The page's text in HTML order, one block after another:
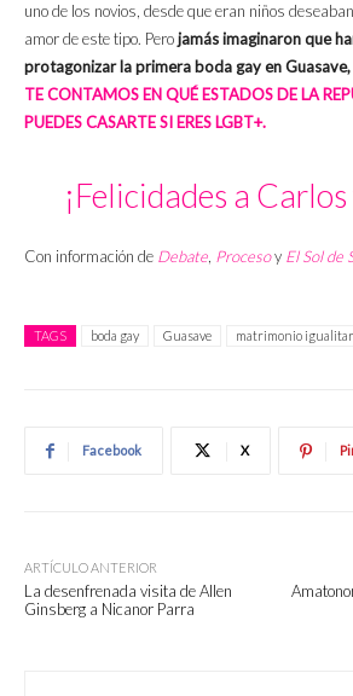
uno de los novios, desde que eran niños
amor de este tipo. Perojamás imaginaron que
protagonizar la primera boda gay en
TE CONTAMOS EN QUÉ ESTADOS DE LA
PUEDES CASARTE SI ERES LGBT+.
¡Felicidades a
Con información de Debate, Procesoy El Sol de
TAGS boda gay Guasave matrimonio
Facebook X
ARTÍCULO ANTERIOR
La desenfrenada visita de Allen
Ginsberg a Nicanor Parra